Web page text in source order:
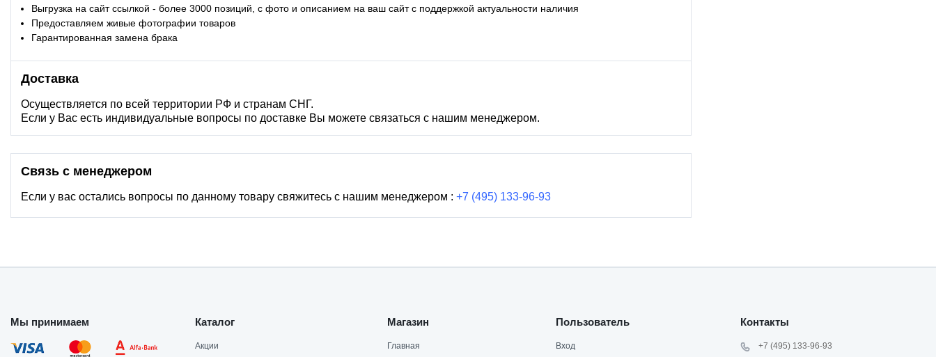
Выгрузка на сайт ссылкой - более 3000 позиций, с фото и описанием на ваш сайт с поддержкой актуальности наличия
Предоставляем живые фотографии товаров
Гарантированная замена брака
Доставка
Осуществляется по всей территории РФ и странам СНГ.
Если у Вас есть индивидуальные вопросы по доставке Вы можете связаться с нашим менеджером.
Связь с менеджером
Если у вас остались вопросы по данному товару свяжитесь с нашим менеджером : +7 (495) 133-96-93
Мы принимаем Каталог
Акции
Магазин
Главная
Пользователь
Вход
Контакты
+7 (495) 133-96-93